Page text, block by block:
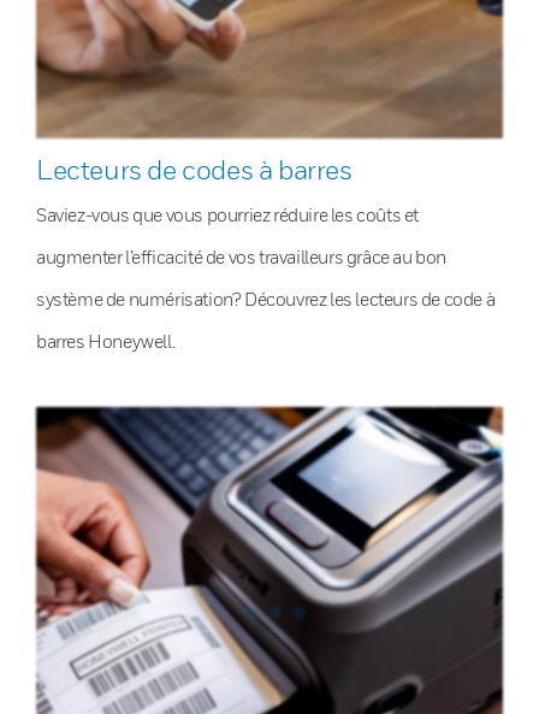
Lecteurs de codes à barres
Saviez-vous que vous pourriez réduire les coûts et
augmenter l’efficacité de vos travailleurs grâce au bon
système de numérisation? Découvrez les lecteurs de code à
barres Honeywell.